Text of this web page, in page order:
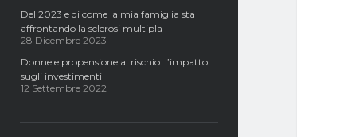
Del 2023 e di come la mia famiglia sta
affrontando la sclerosi multipla
28 Dicembre 2023
Donne e propensione al rischio: l’impatto
sugli investimenti
12 Settembre 2022